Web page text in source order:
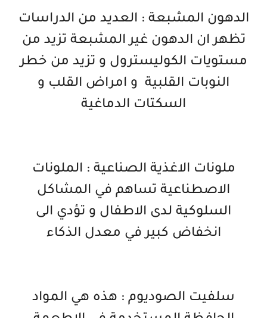
الدهون المشبعة : العديد من الدراسات
تظهر ان الدهون غير المشبعة تزيد من
مستويات الكوليسترول و تزيد من خطر
النوبات القلبية و امراض القلب و
السكتات الدماغية
ملونات الاغذية الصناعية : الملونات
الاصطناعية تساهم في المشاكل
السلوكية لدى الاطفال و تؤدي الى
انخفاض كبير في معدل الذكاء
سلفيت الصوديوم : هذه هي المواد